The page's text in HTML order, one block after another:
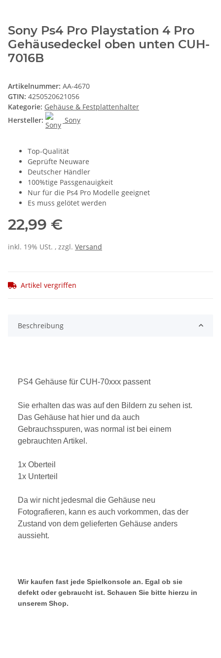
Sony Ps4 Pro Playstation 4 Pro
Gehäusedeckel oben unten CUH-
7016B
Artikelnummer: AA-4670
GTIN: 4250520621056
Kategorie: Gehäuse & Festplattenhalter
Hersteller:
Sony
Top-Qualität
Geprüfte Neuware
Deutscher Händler
100%tige Passgenauigkeit
Nur für die Ps4 Pro Modelle geeignet
Es muss gelötet werden
22,99 €
inkl. 19% USt. , zzgl. Versand
Artikel vergriffen
Beschreibung
PS4 Gehäuse für CUH-70xxx passent
Sie erhalten das was auf den Bildern zu sehen ist.
Das Gehäuse hat hier und da auch
Gebrauchsspuren, was normal ist bei einem
gebrauchten Artikel.
1x Oberteil
1x Unterteil
Da wir nicht jedesmal die Gehäuse neu
Fotografieren, kann es auch vorkommen, das der
Zustand von dem gelieferten Gehäuse anders
aussieht.
Wir kaufen fast jede Spielkonsole an. Egal ob sie
defekt oder gebraucht ist. Schauen Sie bitte hierzu in
unserem Shop.